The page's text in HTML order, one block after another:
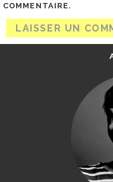
COMMENTAIRE.